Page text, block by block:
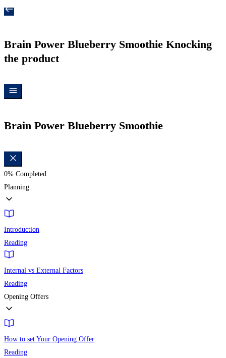
Brain Power Blueberry Smoothie Knocking
the product
Brain Power Blueberry Smoothie
0% Completed
Planning
Introduction
Reading
Internal vs External Factors
Reading
Opening Offers
How to set Your Opening Offer
Reading